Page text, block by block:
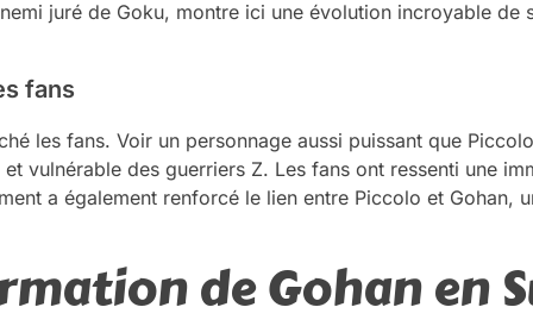
juré de Goku, montre ici une évolution incroyable de
fans
les fans. Voir un personnage aussi puissant que
vulnérable des guerriers Z. Les fans ont ressenti une
a également renforcé le lien entre Piccolo et Gohan,
de Gohan en